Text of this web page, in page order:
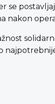
se
nakon